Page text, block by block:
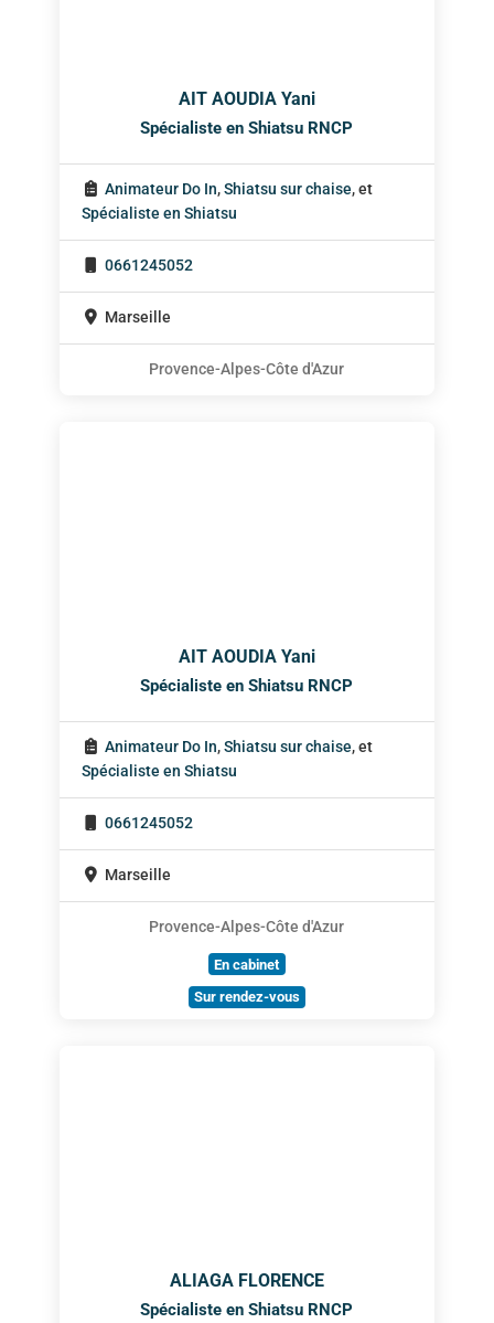
AIT AOUDIA Yani
Spécialiste en Shiatsu RNCP
Animateur Do In,Shiatsu sur chaise, et
Spécialiste en Shiatsu
0661245052
Marseille
Provence-Alpes-Côte d'Azur
AIT AOUDIA Yani
Spécialiste en Shiatsu RNCP
Animateur Do In,Shiatsu sur chaise, et
Spécialiste en Shiatsu
0661245052
Marseille
Provence-Alpes-Côte d'Azur
En cabinet
Sur rendez-vous
ALIAGA FLORENCE
Spécialiste en Shiatsu RNCP